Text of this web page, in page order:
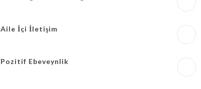
Aile İçi İletişim
Pozitif Ebeveynlik